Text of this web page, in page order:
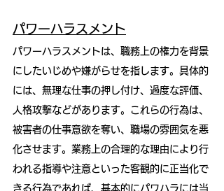
パワーハラスメント
パワーハラスメントは、職務上の権力を背景
にしたいじめや嫌がらせを指します。具体的
には、無理な仕事の押し付け、過度な評価、
人格攻撃などがあります。これらの行為は、
被害者の仕事意欲を奪い、職場の雰囲気を悪
化させます。業務上の合理的な理由により行
われる指導や注意といった客観的に正当化で
きる行為であれば、基本的にパワハラには当